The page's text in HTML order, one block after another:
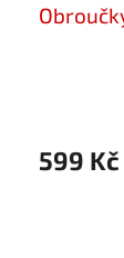
599 Kč